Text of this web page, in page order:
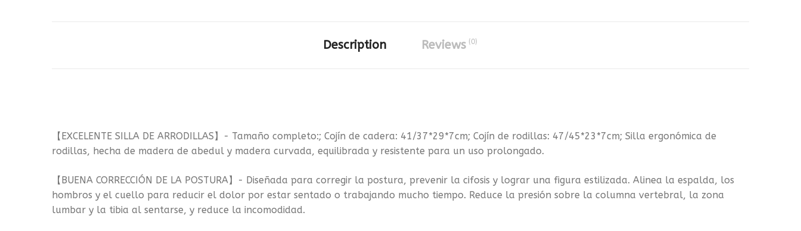
Description Reviews(0)
【EXCELENTE SILLA DE ARRODILLAS】- Tamaño completo:; Cojín de cadera: 41/37*29*7cm; Cojín de rodillas: 47/45*23*7cm; Silla ergonómica de
rodillas, hecha de madera de abedul y madera curvada, equilibrada y resistente para un uso prolongado.
【BUENA CORRECCIÓN DE LA POSTURA】- Diseñada para corregir la postura, prevenir la cifosis y lograr una figura estilizada. Alinea la espalda, los
hombros y el cuello para reducir el dolor por estar sentado o trabajando mucho tiempo. Reduce la presión sobre la columna vertebral, la zona
lumbar y la tibia al sentarse, y reduce la incomodidad.